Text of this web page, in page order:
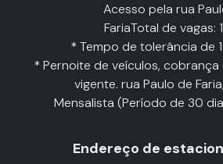
Acesso pela rua
FariaTotal de vagas:
* Tempo de tolerância de
* Pernoite de veículos,
vigente. rua Paulo de
Mensalista (Período de 30
Endereço de